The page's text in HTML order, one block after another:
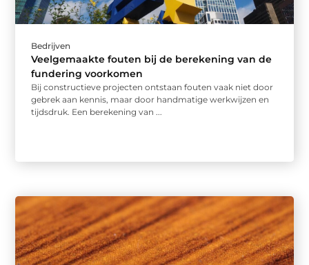
Bedrijven
Veelgemaakte fouten bij de berekening van de
fundering voorkomen
Bij constructieve projecten ontstaan fouten vaak niet door
gebrek aan kennis, maar door handmatige werkwijzen en
tijdsdruk. Een berekening van ...